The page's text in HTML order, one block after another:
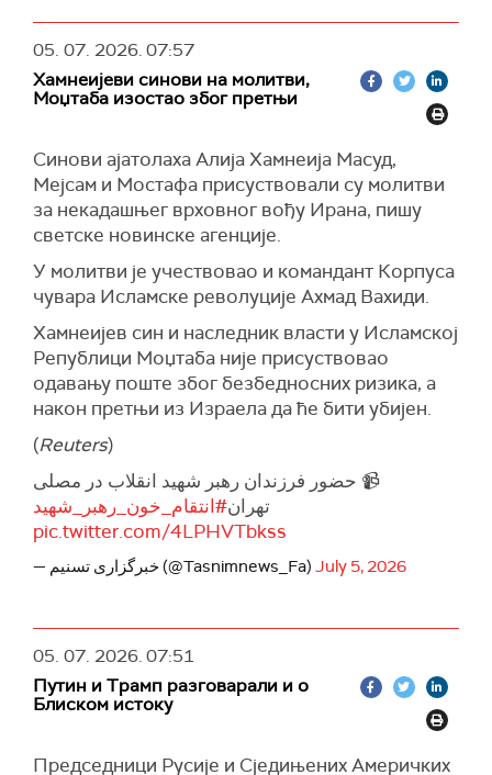
05. 07. 2026.07:57
Хамнеијеви синови на молитви,
Моџтаба изостао због претњи
Синови ајатолаха Алија Хамнеија Масуд,
Мејсам и Мостафа присуствовали су молитви
за некадашњег врховног вођу Ирана, пишу
светске новинске агенције.
У молитви је учествовао и командант Корпуса
чувара Исламске револуције Ахмад Вахиди.
Хамнеијев син и наследник власти у Исламској
Републици Моџтаба није присуствовао
одавању поште због безбедносних ризика, а
након претњи из Израела да ће бити убијен.
(Reuters)
📹 حضور فرزندان رهبر شهید انقلاب در مصلی
تهران#انتقام_خون_رهبر_شهید
pic.twitter.com/4LPHVTbkss
— خبرگزاری تسنیم (@Tasnimnews_Fa) July 5, 2026
05. 07. 2026.07:51
Путин и Трамп разговарали и о
Блиском истоку
Председници Русије и Сједињених Америчких